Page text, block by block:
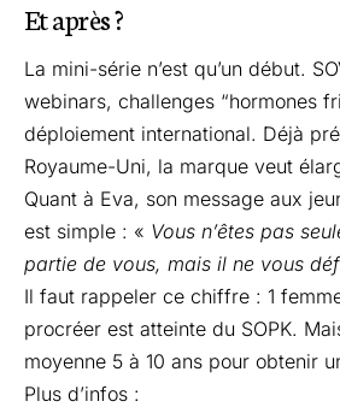
Et après ?
La mini-série n’est qu’un début.
webinars, challenges “hormones
déploiement international. Déjà
Royaume-Uni, la marque veut
Quant à Eva, son message aux
est simple : « Vous n’êtes pas
partie de vous, mais il ne vous
Il faut rappeler ce chiffre : 1
procréer est atteinte du SOPK.
moyenne 5 à 10 ans pour obtenir
Plus d’infos :